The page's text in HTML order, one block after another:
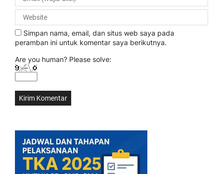
Simpan nama, email, dan situs web saya pada
peramban ini untuk komentar saya berikutnya.
Are you human? Please solve: